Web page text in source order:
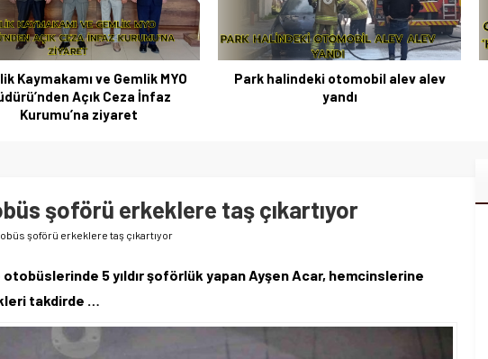
Park halindeki otomobil alev alev
yandı
Osmangazi’de baharın
‘Hıdırellez’ coşkuyla
şoförü erkeklere taş çıkartıyor
şoförü erkeklere taş çıkartıyor
otobüslerinde 5 yıldır şoförlük yapan Ayşen Acar, hemcinslerine
takdirde …